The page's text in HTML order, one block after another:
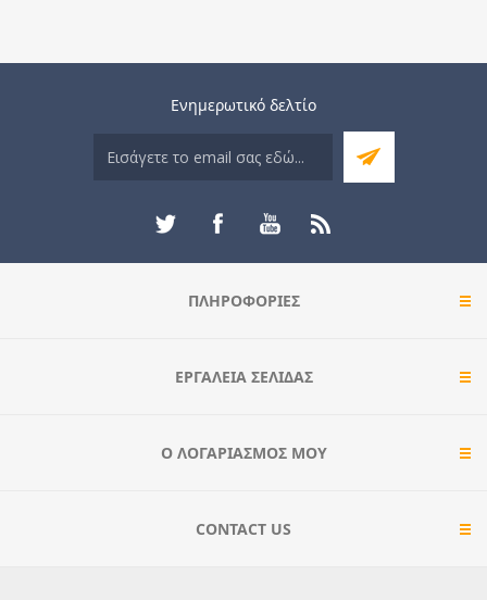
Ενημερωτικό δελτίο
ΠΛΗΡΟΦΟΡΊΕΣ
ΕΡΓΑΛΕΊΑ ΣΕΛΊΔΑΣ
Ο ΛΟΓΑΡΙΑΣΜΌΣ ΜΟΥ
CONTACT US